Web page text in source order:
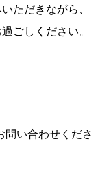
ただきながら、
ごしください。
問い合わせくださ